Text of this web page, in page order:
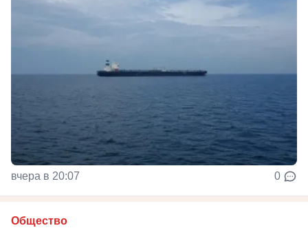
вчера в 20:07 0
Общество